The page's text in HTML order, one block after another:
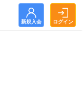
新規入会 ログイン
ログイン